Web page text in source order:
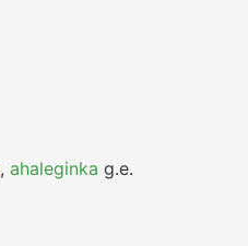
, ahaleginka g.e.